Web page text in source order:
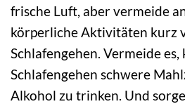
frische Luft, aber vermeide
körperliche Aktivitäten kurz
Schlafengehen. Vermeide
Schlafengehen schwere
Alkohol zu trinken. Und